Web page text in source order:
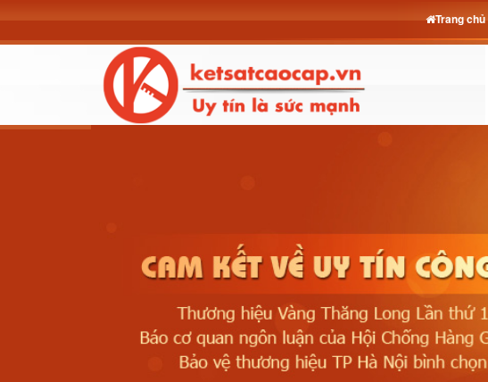
Trang chủ